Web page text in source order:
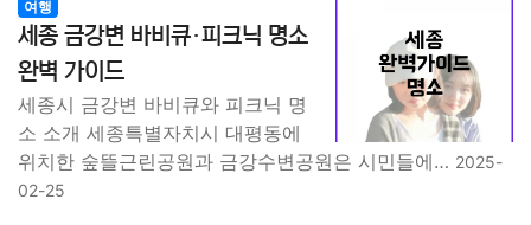
질병 가요 방송 일상 주식 블록체인
결혼 육아 반려동물 패션 미용 증권 인테리어
요리 상품리뷰 원예 금융 게임 스포츠 사진
여행
세종 금강변 바비큐·피크닉 명소
완벽 가이드
세종시 금강변 바비큐와 피크닉 명
소 소개 세종특별자치시 대평동에
위치한 숲뜰근린공원과 금강수변공원은 시민들에… 2025-
02-25